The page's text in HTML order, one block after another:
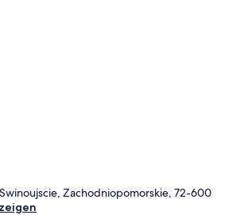
Zachodniopomorskie, 72-600